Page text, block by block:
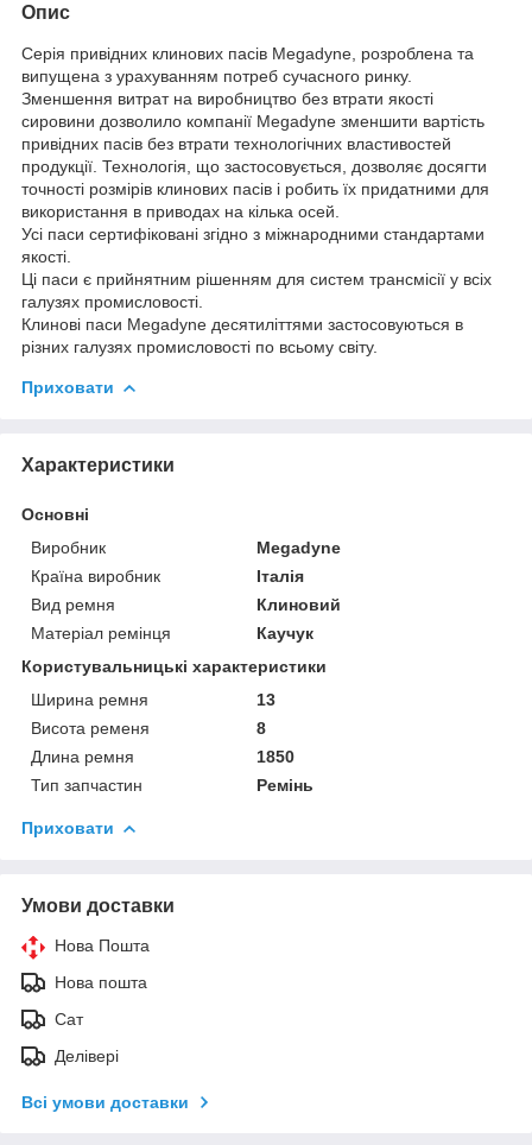
Опис
Серія привідних клинових пасів Megadyne, розроблена та
випущена з урахуванням потреб сучасного ринку.
Зменшення витрат на виробництво без втрати якості
сировини дозволило компанії Megadynе зменшити вартість
привідних пасів без втрати технологічних властивостей
продукції. Технологія, що застосовується, дозволяє досягти
точності розмірів клинових пасів і робить їх придатними для
використання в приводах на кілька осей.
Усі паси сертифіковані згідно з міжнародними стандартами
якості.
Ці паси є прийнятним рішенням для систем трансмісії у всіх
галузях промисловості.
Клинові паси Megadyne десятиліттями застосовуються в
різних галузях промисловості по всьому світу.
Приховати
Характеристики
Основні
Виробник
Megadyne
Країна виробник
Італія
Вид ремня
Клиновий
Матеріал ремінця
Каучук
Користувальницькі характеристики
Ширина ремня
13
Висота ременя
8
Длина ремня
1850
Тип запчастин
Ремінь
Приховати
Умови доставки
Нова Пошта
Нова пошта
Сат
Делівері
Всі умови доставки